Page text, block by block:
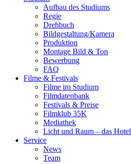
Auf­bau des Stu­di­ums
Regie
Dreh­buch
Bildgestaltung/​​Kamera
Pro­duk­ti­on
Mon­ta­ge Bild & Ton
Bewer­bung
FAQ
Fil­me & Fes­ti­vals
Fil­me im Stu­di­um
Film­da­ten­bank
Fes­ti­vals & Prei­se
Film­klub 35K
Media­thek
Licht und Raum – das Hotel
Ser­vice
News
Team